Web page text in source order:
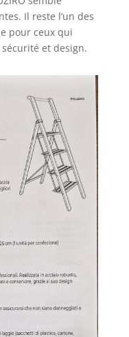
Il reste l’un des
pour ceux qui
et design.